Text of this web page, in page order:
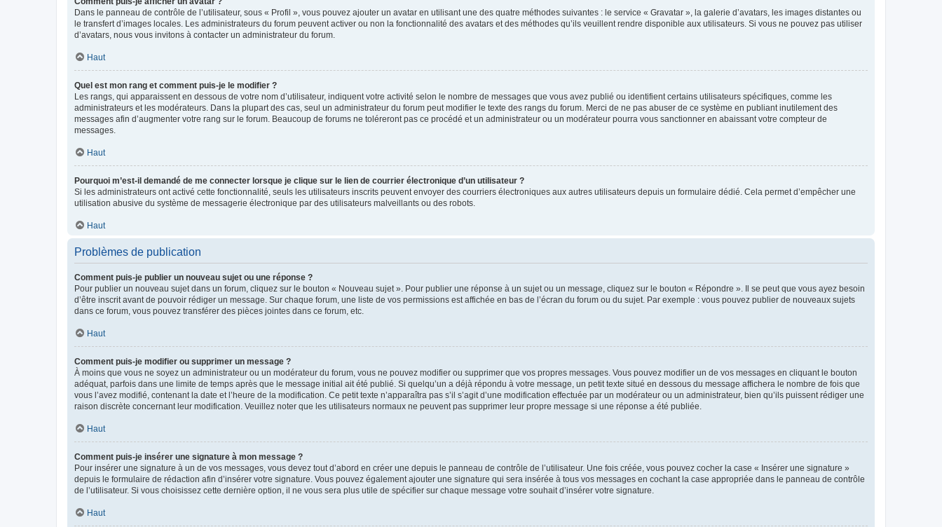
Dans le panneau de contrôle de l’utilisateur, sous « Profil », vous pouvez ajouter un avatar en utilisant une des quatre méthodes suivantes : le service « Gravatar », la galerie d’avatars, les images distantes ou
le transfert d’images locales. Les administrateurs du forum peuvent activer ou non la fonctionnalité des avatars et des méthodes qu’ils veuillent rendre disponible aux utilisateurs. Si vous ne pouvez pas utiliser
d’avatars, nous vous invitons à contacter un administrateur du forum.
Haut
Quel est mon rang et comment puis-je le modifier ?
Les rangs, qui apparaissent en dessous de votre nom d’utilisateur, indiquent votre activité selon le nombre de messages que vous avez publié ou identifient certains utilisateurs spécifiques, comme les
administrateurs et les modérateurs. Dans la plupart des cas, seul un administrateur du forum peut modifier le texte des rangs du forum. Merci de ne pas abuser de ce système en publiant inutilement des
messages afin d’augmenter votre rang sur le forum. Beaucoup de forums ne toléreront pas ce procédé et un administrateur ou un modérateur pourra vous sanctionner en abaissant votre compteur de
messages.
Haut
Pourquoi m’est-il demandé de me connecter lorsque je clique sur le lien de courrier électronique d’un utilisateur ?
Si les administrateurs ont activé cette fonctionnalité, seuls les utilisateurs inscrits peuvent envoyer des courriers électroniques aux autres utilisateurs depuis un formulaire dédié. Cela permet d’empêcher une
utilisation abusive du système de messagerie électronique par des utilisateurs malveillants ou des robots.
Haut
Problèmes de publication
Comment puis-je publier un nouveau sujet ou une réponse ?
Pour publier un nouveau sujet dans un forum, cliquez sur le bouton « Nouveau sujet ». Pour publier une réponse à un sujet ou un message, cliquez sur le bouton « Répondre ». Il se peut que vous ayez besoin
d’être inscrit avant de pouvoir rédiger un message. Sur chaque forum, une liste de vos permissions est affichée en bas de l’écran du forum ou du sujet. Par exemple : vous pouvez publier de nouveaux sujets
dans ce forum, vous pouvez transférer des pièces jointes dans ce forum, etc.
Haut
Comment puis-je modifier ou supprimer un message ?
À moins que vous ne soyez un administrateur ou un modérateur du forum, vous ne pouvez modifier ou supprimer que vos propres messages. Vous pouvez modifier un de vos messages en cliquant le bouton
adéquat, parfois dans une limite de temps après que le message initial ait été publié. Si quelqu’un a déjà répondu à votre message, un petit texte situé en dessous du message affichera le nombre de fois que
vous l’avez modifié, contenant la date et l’heure de la modification. Ce petit texte n’apparaîtra pas s’il s’agit d’une modification effectuée par un modérateur ou un administrateur, bien qu’ils puissent rédiger une
raison discrète concernant leur modification. Veuillez noter que les utilisateurs normaux ne peuvent pas supprimer leur propre message si une réponse a été publiée.
Haut
Comment puis-je insérer une signature à mon message ?
Pour insérer une signature à un de vos messages, vous devez tout d’abord en créer une depuis le panneau de contrôle de l’utilisateur. Une fois créée, vous pouvez cocher la case « Insérer une signature »
depuis le formulaire de rédaction afin d’insérer votre signature. Vous pouvez également ajouter une signature qui sera insérée à tous vos messages en cochant la case appropriée dans le panneau de contrôle
de l’utilisateur. Si vous choisissez cette dernière option, il ne vous sera plus utile de spécifier sur chaque message votre souhait d’insérer votre signature.
Haut